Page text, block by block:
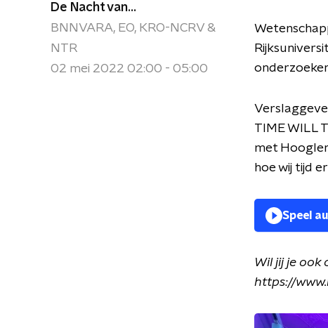
De Nacht van...
BNNVARA, EO, KRO-NCRV &
NTR
02 mei 2022 02:00 - 05:00
TIME WILL
met
hoe wij tijd
Speel
Wil jij je ook
https://